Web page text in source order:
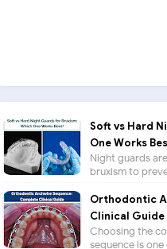
Soft vs Hard
One Works
Night guards
bruxism to
Orthodontic
Clinical Guide
Choosing the
sequence is